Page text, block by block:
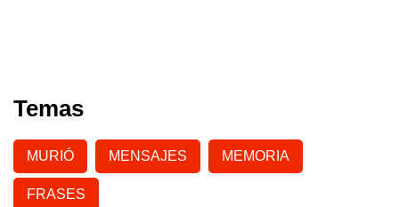
Temas
MURIÓ MENSAJES MEMORIA
FRASES